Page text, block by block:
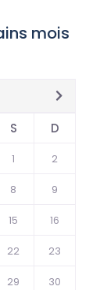
mois
S D
1 2
8 9
15 16
22 23
29 30